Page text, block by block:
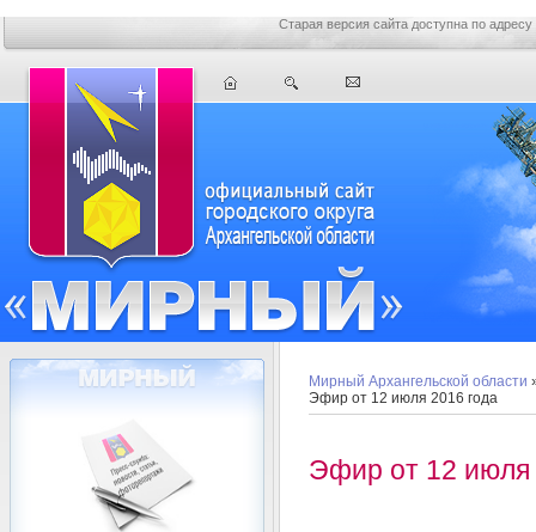
Старая версия сайта доступна по адресу
Мирный Архангельской области
Эфир от 12 июля 2016 года
Эфир от 12 июля